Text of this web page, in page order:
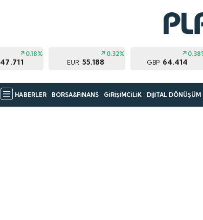
47.711
0.18%
EUR 55.188
0.32%
GBP 64.414
HABERLER BORSA&FİNANS GİRİŞİMCİLİK DİJİTAL DÖNÜŞÜM